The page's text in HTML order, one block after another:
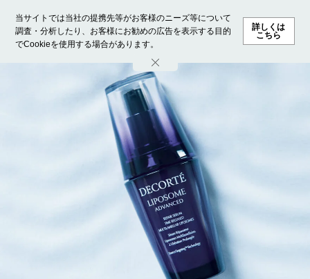
当サイトでは当社の提携先等がお客様のニーズ等について
調査・分析したり、お客様にお勧めの広告を表示する目的
でCookieを使用する場合があります。
詳しくは
こちら
ホーム モデル募集 ランキング ファッション ビューテ